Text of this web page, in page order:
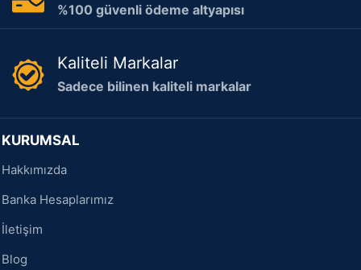
%100 güvenli ödeme altyapısı
Kaliteli Markalar
Sadece bilinen kaliteli markalar
KURUMSAL
Hakkımızda
Banka Hesaplarımız
İletişim
Blog